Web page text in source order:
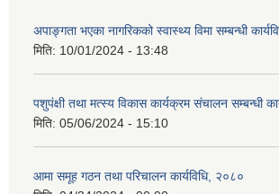
अपाङ्गता भएका नागरिकको स्वास्थ्य विमा सम्बन्धी
मिति: 10/01/2024 - 13:48
पशुपंक्षी तथा मत्स्य विकास कार्यक्रम संचालन सम्बन्धी
मिति: 05/06/2024 - 15:10
आमा समूह गठन तथा परिचालन कार्यविधि, २०८०